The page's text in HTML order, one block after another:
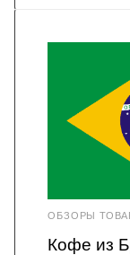
ОБЗОРЫ
Кофе из